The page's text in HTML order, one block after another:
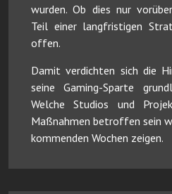
wurden. Ob dies nur
Teil einer langfristigen
offen.
Damit verdichten sich die
seine Gaming-Sparte
Welche Studios und
Maßnahmen betroffen sein
kommenden Wochen zeigen.